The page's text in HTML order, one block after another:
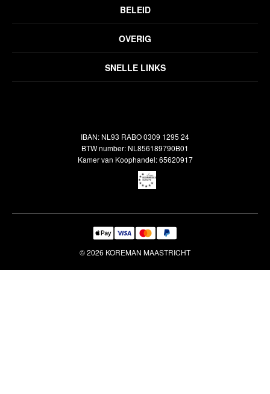
SNELLE LINKS
OVERIG
Veelgestelde vragen
BELEID
Verzendbeleid
IBAN: NL93 RABO 0309 1295 24
BTW number: NL856189790B01
Kamer van Koophandel: 65620917
© 2026 KOREMAN MAASTRICHT